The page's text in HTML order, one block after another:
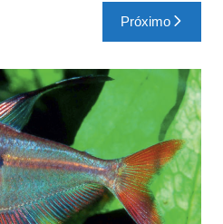
Próximo